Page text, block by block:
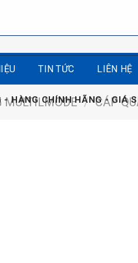
- HÀNG CHÍNH HÃNG - GIÁ
TIN TỨC LIÊN HỆ
MULTILMODE / CÁP